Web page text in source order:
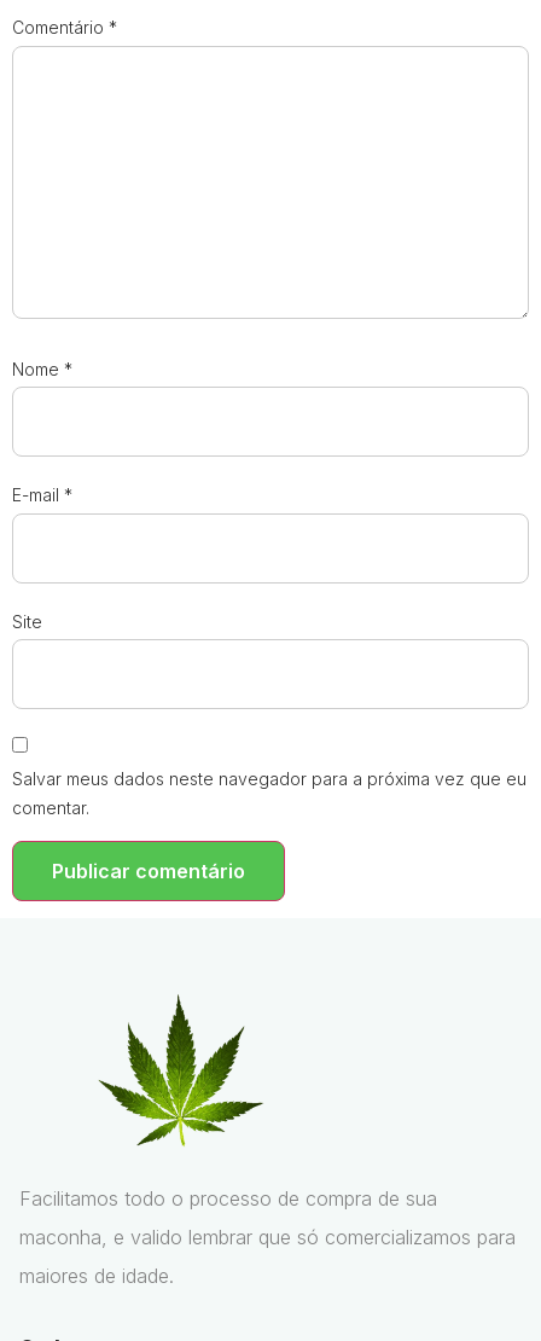
Comentário *
Nome *
E-mail *
Site
Salvar meus dados neste navegador para a próxima vez que eu
comentar.
Facilitamos todo o processo de compra de sua
maconha, e valido lembrar que só comercializamos para
maiores de idade.